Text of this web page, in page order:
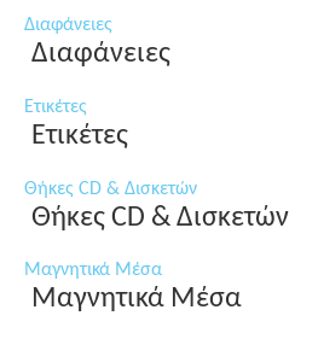
Διαφάνειες
Διαφάνειες
Ετικέτες
Ετικέτες
Θήκες CD & Δισκετών
Θήκες CD & Δισκετών
Μαγνητικά Μέσα
Μαγνητικά Μέσα